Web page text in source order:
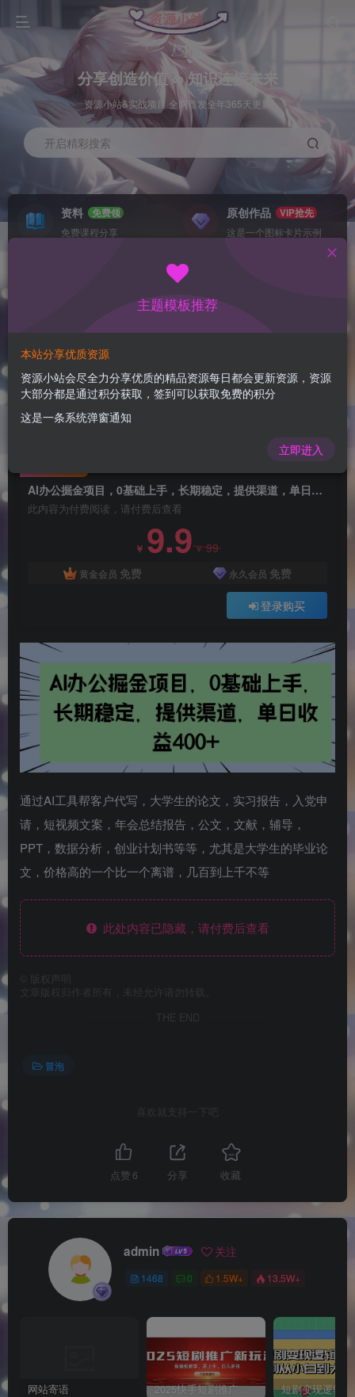
分享创造价值 ∞ 知识连接未来
资源小站&实战项目 全网首发全年365天更新
开启精彩搜索
资料
免费领
免费课程分享
原创作品
VIP抢先
这是一个图标卡片示例
AI办公掘金项目，0基础上手，长期稳定，提供渠
道，单日收益4张
1年前更新
118
AI办公掘金项目，0基础上手，长期稳定，提供渠道，单日收益4张
此内容为付费阅读，请付费后查看
￥ 9.9￥99
黄金会员 免费 永久会员 免费
登录购买
通过AI工具帮客户代写，大学生的论文，实习报告，入党申
请，短视频文案，年会总结报告，公文，文献，辅导，
PPT，数据分析，创业计划书等等，尤其是大学生的毕业论
文，价格高的一个比一个离谱，几百到上千不等
此处内容已隐藏，请付费后查看
版权声明
文章版权归作者所有，未经允许请勿转载。
THE END
冒泡
喜欢就支持一下吧
点赞 6 分享 收藏
admin 关注
1468 0 1.5W+ 13.5W+
网站寄语 2025快手短剧推广新玩法，保姆级教学，日入多张，可矩阵操作
主题模板推荐
本站分享优质资源
资源小站会尽全力分享优质的精品资源每日都会更新资源，资源
大部分都是通过积分获取，签到可以获取免费的积分
这是一条系统弹窗通知
立即进入